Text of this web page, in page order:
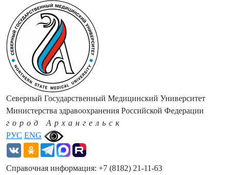
РУС ENG
Северный Государственный Медицинский Университет
Министерства здравоохранения Российской Федерации
город Архангельск
Справочная информация: +7 (8182) 21-11-63